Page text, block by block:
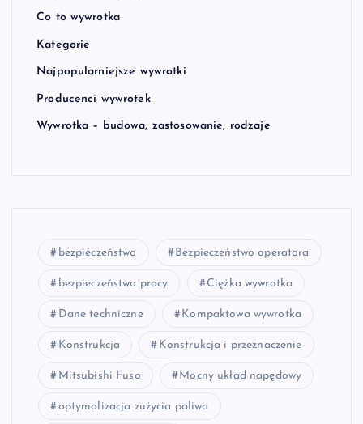
Co to wywrotka
Kategorie
Najpopularniejsze wywrotki
Producenci wywrotek
Wywrotka – budowa, zastosowanie, rodzaje
bezpieczeństwo Bezpieczeństwo operatora
bezpieczeństwo pracy Ciężka wywrotka
Dane techniczne Kompaktowa wywrotka
Konstrukcja Konstrukcja i przeznaczenie
Mitsubishi Fuso Mocny układ napędowy
optymalizacja zużycia paliwa